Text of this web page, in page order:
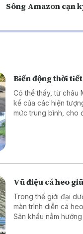
Sông Amazon cạn
Biến động thời
Có thể thấy, từ châu
kể của các hiện
mức trung bình, cho
Vũ điệu cá heo
Trong thế giới đại
màn trình diễn cá
Sân khấu nằm